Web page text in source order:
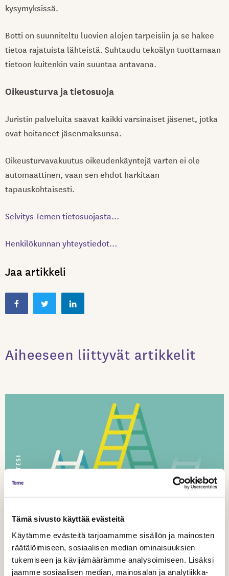
Tämä sivusto käyttää evästeitä
Käytämme evästeitä tarjoamamme sisällön ja mainosten
räätälöimiseen, sosiaalisen median ominaisuuksien
tukemiseen ja kävijämäärämme analysoimiseen. Lisäksi
jaamme sosiaalisen median, mainosalan ja analytiikka-
kysymyksissä.
Botti on suunniteltu luovien alojen tarpeisiin ja se hakee
tietoa rajatuista lähteistä. Suhtaudu tekoälyn tuottamaan
tietoon kuitenkin vain suuntaa antavana.
Oikeusturva ja tietosuoja
Juristin palveluita saavat kaikki varsinaiset jäsenet, jotka
ovat hoitaneet jäsenmaksunsa.
Oikeusturvavakuutus oikeudenkäyntejä varten ei ole
automaattinen, vaan sen ehdot harkitaan
tapauskohtaisesti.
Selvitys Temen tietosuojasta…
Henkilökunnan yhteystiedot…
Jaa artikkeli
Aiheeseen liittyvät artikkelit
TUNNE OIKEUTESI
19.3.
2019
Esittävien taiteiden tasa-arvo-,